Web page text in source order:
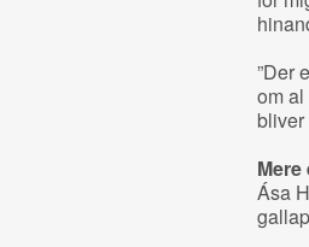
”Der
om
bliver
Ása